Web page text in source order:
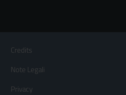
Footer
Menù
orizzontale
Credits
Note Legali
Privacy